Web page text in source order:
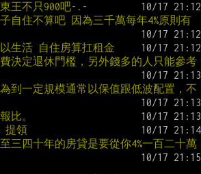
王不只900吧-.-
自住不算吧 因為三千萬每年4%原則有
生活 自住房算扛租金
決定退休門檻，另外錢多的人只能參考
到一定規模通常以保值跟低波配置，不
比。
提領
三四十年的房貸是要從你4%一百二十萬